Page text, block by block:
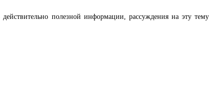
полезной информации, рассуждения на эту тему